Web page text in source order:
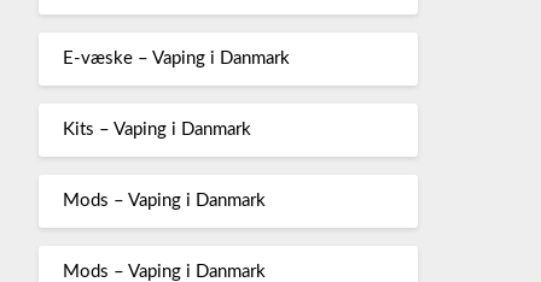
E-væske – Vaping i Danmark
Kits – Vaping i Danmark
Mods – Vaping i Danmark
Mods – Vaping i Danmark